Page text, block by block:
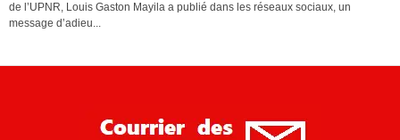
de l’UPNR, Louis Gaston Mayila a publié dans les réseaux sociaux, un
message d’adieu...